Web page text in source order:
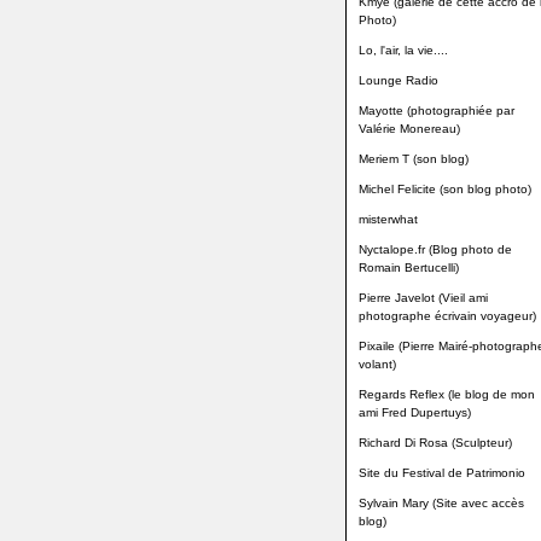
Photo)
Lo, l'air, la vie....
Lounge Radio
Mayotte (photographiée par
Valérie Monereau)
Meriem T (son blog)
Michel Felicite (son blog photo)
misterwhat
Nyctalope.fr (Blog photo de
Romain Bertucelli)
Pierre Javelot (Vieil ami
photographe écrivain voyageur)
Pixaile (Pierre Mairé-
volant)
Regards Reflex (le blog de mon
ami Fred Dupertuys)
Richard Di Rosa (Sculpteur)
Site du Festival de Patrimonio
Sylvain Mary (Site avec accès
blog)